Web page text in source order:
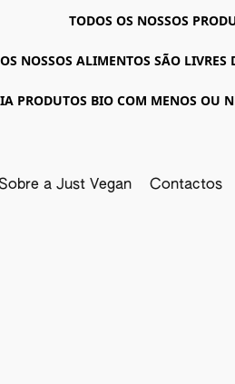
TODOS OS NOSSOS
NOSSOS ALIMENTOS SÃO
PRODUTOS BIO COM MENOS OU
Sobre a Just Vegan Contactos